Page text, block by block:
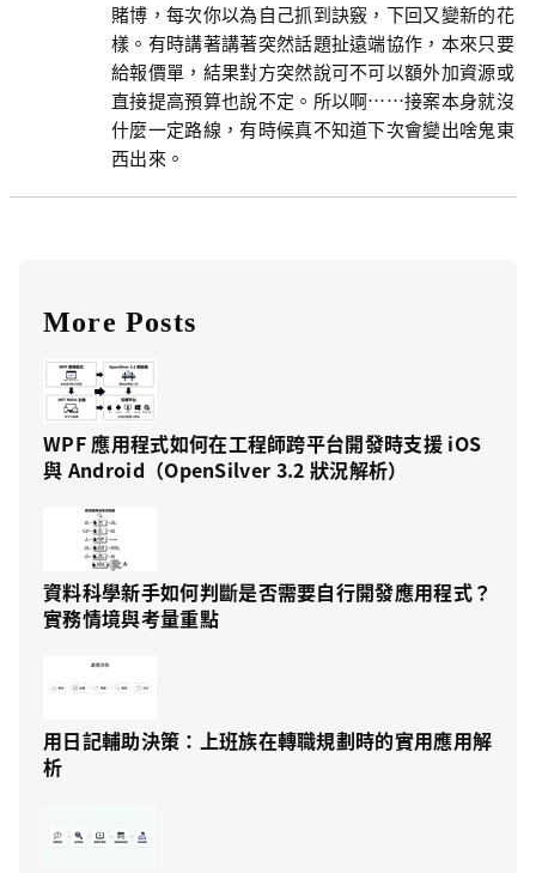
賭博，每次你以為自己抓到訣竅，下回又變新的花
樣。有時講著講著突然話題扯遠端協作，本來只要
給報價單，結果對方突然說可不可以額外加資源或
直接提高預算也說不定。所以啊……接案本身就沒
什麼一定路線，有時候真不知道下次會變出啥鬼東
西出來。
More Posts
WPF 應用程式如何在工程師跨平台開發時支援 iOS
與 Android（OpenSilver 3.2 狀況解析）
資料科學新手如何判斷是否需要自行開發應用程式？
實務情境與考量重點
用日記輔助決策：上班族在轉職規劃時的實用應用解
析